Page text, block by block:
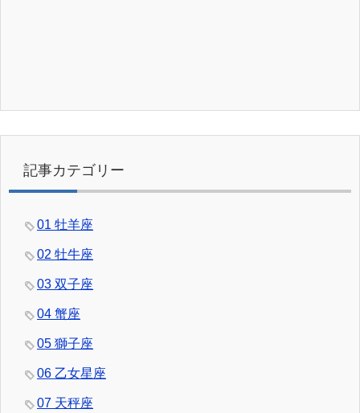
記事カテゴリー
01 牡羊座
02 牡牛座
03 双子座
04 蟹座
05 獅子座
06 乙女星座
07 天秤座